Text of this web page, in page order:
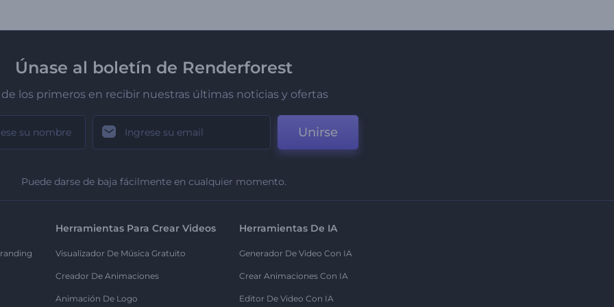
Únase al boletín de Renderforest
de los primeros en recibir nuestras últimas noticias y ofertas
Unirse
Puede darse de baja fácilmente en cualquier momento.
Herramientas Para Crear Videos
Visualizador De Música Gratuito
Creador De Animaciones
Animación De Logo
Herramientas De IA
Generador De Video Con IA
Crear Animaciones Con IA
Editor De Video Con IA